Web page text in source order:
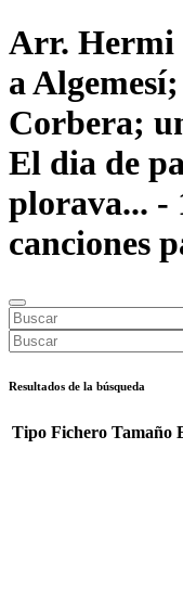
Arr. Hermi
a
Corbera;
El dia de
plorava... -
canciones
Resultados de la búsqueda
Tipo Fichero Tamaño